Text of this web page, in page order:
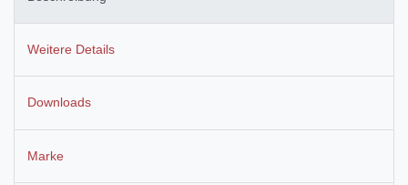
Weitere Details
Downloads
Marke